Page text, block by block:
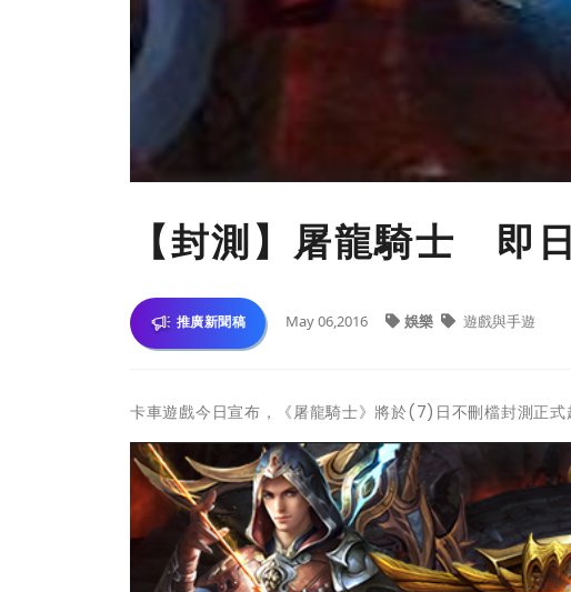
【封測】屠龍騎士 即
推廣新聞稿 May 06,2016 娛樂 遊戲與手遊
卡車遊戲今日宣布，《屠龍騎士》將於(7)日不刪檔封測正式